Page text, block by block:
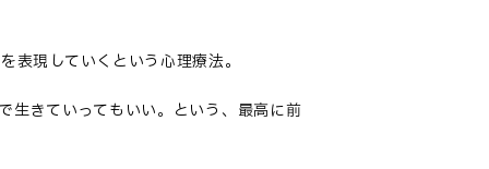
現していくという心理療法。
生きていってもいい。という、最高に前